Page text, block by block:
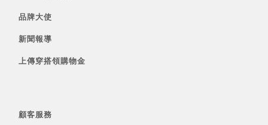
品牌大使
新聞報導
上傳穿搭領購物金
顧客服務